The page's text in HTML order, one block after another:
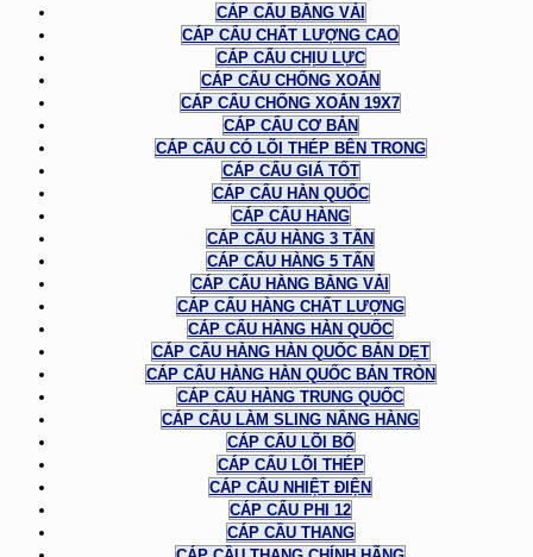
CÁP CẨU BẰNG VẢI
CÁP CẨU CHẤT LƯỢNG CAO
CÁP CẨU CHỊU LỰC
CÁP CẨU CHỐNG XOẮN
CÁP CẨU CHỐNG XOẮN 19X7
CÁP CẨU CƠ BẢN
CÁP CẨU CÓ LÕI THÉP BÊN TRONG
CÁP CẨU GIÁ TỐT
CÁP CẨU HÀN QUỐC
CÁP CẨU HÀNG
CÁP CẨU HÀNG 3 TẤN
CÁP CẨU HÀNG 5 TẤN
CÁP CẨU HÀNG BẰNG VẢI
CÁP CẨU HÀNG CHẤT LƯỢNG
CÁP CẨU HÀNG HÀN QUỐC
CÁP CẨU HÀNG HÀN QUỐC BẢN DẸT
CÁP CẨU HÀNG HÀN QUỐC BẢN TRÒN
CÁP CẨU HÀNG TRUNG QUỐC
CÁP CẨU LÀM SLING NÂNG HÀNG
CÁP CẨU LÕI BỐ
CÁP CẨU LÕI THÉP
CÁP CẨU NHIỆT ĐIỆN
CÁP CẨU PHI 12
CÁP CẦU THANG